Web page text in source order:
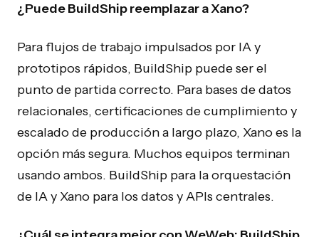
¿Puede BuildShip reemplazar a Xano?
Para flujos de trabajo impulsados por IA y
prototipos rápidos, BuildShip puede ser el
punto de partida correcto. Para bases de datos
relacionales, certificaciones de cumplimiento y
escalado de producción a largo plazo, Xano es la
opción más segura. Muchos equipos terminan
usando ambos. BuildShip para la orquestación
de IA y Xano para los datos y APIs centrales.